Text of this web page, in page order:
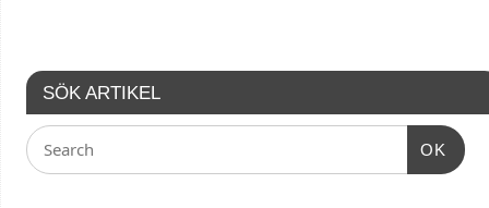
SÖK ARTIKEL
OK